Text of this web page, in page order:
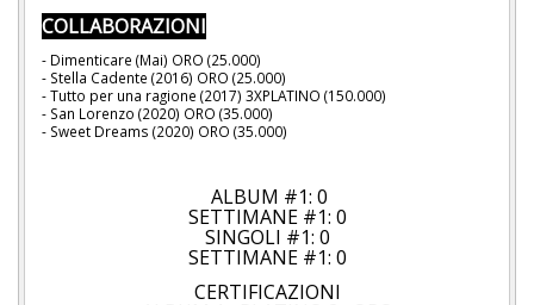
COLLABORAZIONI
- Dimenticare (Mai) ORO (25.000)
- Stella Cadente (2016) ORO (25.000)
- Tutto per una ragione (2017) 3XPLATINO (150.000)
- San Lorenzo (2020) ORO (35.000)
- Sweet Dreams (2020) ORO (35.000)
ALBUM #1: 0
SETTIMANE #1: 0
SINGOLI #1: 0
SETTIMANE #1: 0
CERTIFICAZIONI